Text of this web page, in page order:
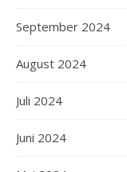
September 2024
August 2024
Juli 2024
Juni 2024